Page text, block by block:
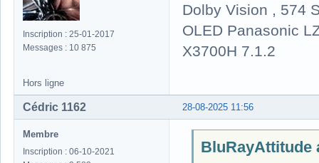
Inscription : 25-01-2017
Messages : 10 875
Dolby Vision , 574
OLED Panasonic
X3700H 7.1.2
Hors ligne
28-08-2025 11:56
Cédric 1162
Membre
Inscription : 06-10-2021
BluRayAttitude